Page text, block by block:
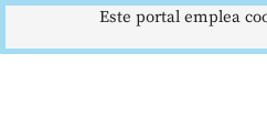
Este portal emplea